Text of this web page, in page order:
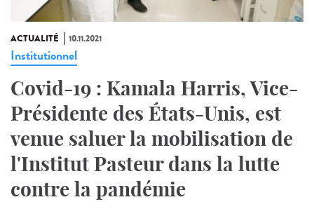
ACTUALITÉ 10.11.2021
Institutionnel
Covid-19 : Kamala Harris, Vice-
Présidente des États-Unis, est
venue saluer la mobilisation de
l'Institut Pasteur dans la lutte
contre la pandémie